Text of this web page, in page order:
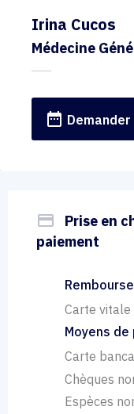
Irina Cucos
Médecine
date_range
payment
Prise en
paiement
Carte
Moyens
Carte
Chèques
Espèces